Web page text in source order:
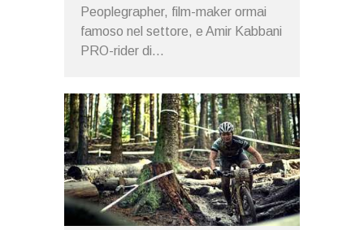
Peoplegrapher, film-maker ormai
famoso nel settore, e Amir Kabbani
PRO-rider di...